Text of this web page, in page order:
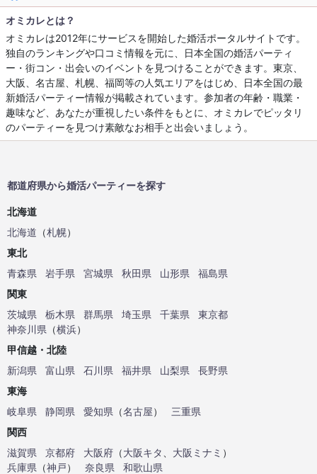
オミカレとは？
オミカレは2012年にサービスを開始した婚活ポータルサイトです。
独自のランキングや口コミ情報を元に、日本全国の婚活パーティ
ー・街コン・出会いのイベントを見つけることができます。東京、
大阪、名古屋、札幌、福岡等の人気エリアをはじめ、日本全国の最
新婚活パーティー情報が掲載されています。参加者の年齢・職業・
趣味など、あなたが重視したい条件をもとに、オミカレでピッタリ
のパーティーを見つけ素敵なお相手と出会いましょう。
都道府県から婚活パーティーを探す
北海道
北海道 （札幌）
東北
青森県
岩手県 宮城県 秋田県 山形県
福島県
関東
茨城県
栃木県 群馬県 埼玉県 千葉県
東京都
神奈川県 （横浜）
甲信越・北陸
新潟県
富山県 石川県 福井県 山梨県
長野県
東海
岐阜県
静岡県 愛知県 （名古屋）
三重県
関西
滋賀県
京都府 大阪府 （大阪キタ 大阪ミナミ ）
兵庫県 （神戸） 奈良県
和歌山県